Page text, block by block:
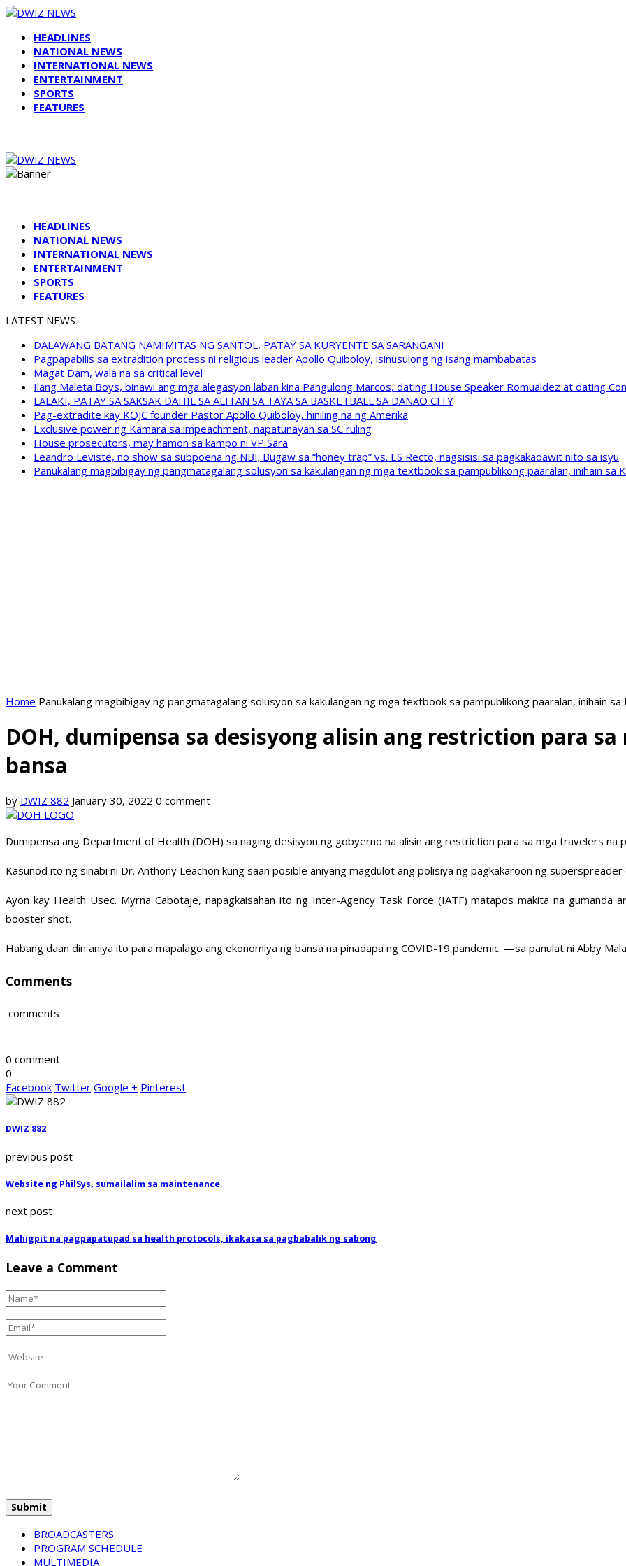
HEADLINES
NATIONAL NEWS
INTERNATIONAL NEWS
ENTERTAINMENT
SPORTS
FEATURES
HEADLINES
NATIONAL NEWS
INTERNATIONAL NEWS
ENTERTAINMENT
SPORTS
FEATURES
LATEST NEWS
DALAWANG BATANG NAMIMITAS NG SANTOL, PATAY SA KURYENTE SA SARANGANI
Pagpapabilis sa extradition process ni religious leader Apollo Quiboloy, isinusulong ng isang mambabatas
Magat Dam, wala na sa critical level
Ilang Maleta Boys, binawi ang mga alegasyon laban kina Pangulong Marcos, dating House Speaker Romualdez at dating
LALAKI, PATAY SA SAKSAK DAHIL SA ALITAN SA TAYA SA BASKETBALL SA DANAO CITY
Pag-extradite kay KOJC founder Pastor Apollo Quiboloy, hiniling na ng Amerika
Exclusive power ng Kamara sa impeachment, napatunayan sa SC ruling
House prosecutors, may hamon sa kampo ni VP Sara
Leandro Leviste, no show sa subpoena ng NBI; Bugaw sa “honey trap” vs. ES Recto, nagsisisi sa pagkakadawit nito sa isyu
Panukalang magbibigay ng pangmatagalang solusyon sa kakulangan ng mga textbook sa pampublikong paaralan, inihain sa
Home Panukalang magbibigay ng pangmatagalang solusyon sa kakulangan ng mga textbook sa pampublikong paaralan, inihain sa
DOH, dumipensa sa desisyong alisin ang restriction para
bansa
by DWIZ 882 January 30, 2022 0 comment
Dumipensa ang Department of Health (DOH) sa naging desisyon ng gobyerno na alisin ang restriction para sa mga travelers na
Kasunod ito ng sinabi ni Dr. Anthony Leachon kung saan posible aniyang magdulot ang polisiya ng pagkakaroon ng superspreader
Ayon kay Health Usec. Myrna Cabotaje, napagkaisahan ito ng Inter-Agency Task Force (IATF) matapos makita na gumanda
booster shot.
Habang daan din aniya ito para mapalago ang ekonomiya ng bansa na pinadapa ng COVID-19 pandemic. —sa panulat ni Abby
Comments
comments
0 comment
0
Facebook Twitter Google + Pinterest
DWIZ 882
previous post
Website ng PhilSys, sumailalim sa maintenance
next post
Mahigpit na pagpapatupad sa health protocols, ikakasa sa pagbabalik ng sabong
Leave a Comment
BROADCASTERS
PROGRAM SCHEDULE
MULTIMEDIA